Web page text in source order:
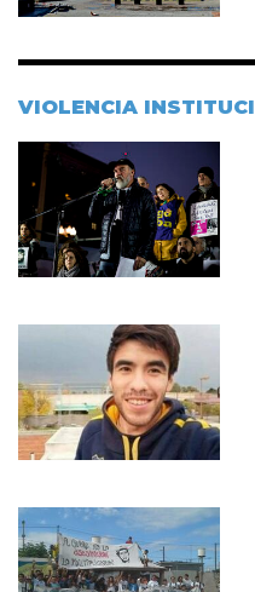
VIOLENCIA
Imagen
Imagen